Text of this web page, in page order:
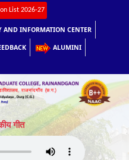
List 2026-27
AND INFORMATION CENTER
ALUMINI
गीत